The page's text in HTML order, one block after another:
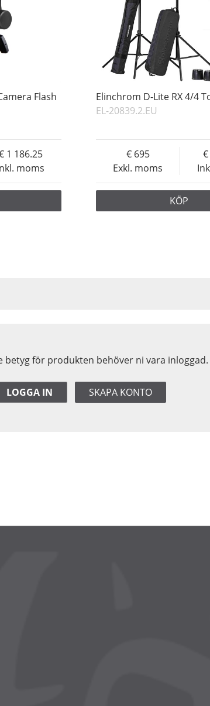
Flash
moms
1 186.25
Elinchrom D-Lite RX 4/4
EL-20839.2.EU
Exkl. moms
695
KÖP
betyg för produkten behöver ni vara inloggad.
LOGGA IN SKAPA KONTO